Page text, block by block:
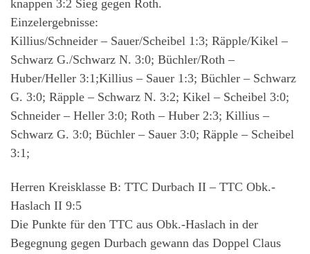
knappen 3:2 Sieg gegen Roth.
Einzelergebnisse:
Killius/Schneider – Sauer/Scheibel 1:3; Räpple/Kikel –
Schwarz G./Schwarz N. 3:0; Büchler/Roth –
Huber/Heller 3:1;Killius – Sauer 1:3; Büchler – Schwarz
G. 3:0; Räpple – Schwarz N. 3:2; Kikel – Scheibel 3:0;
Schneider – Heller 3:0; Roth – Huber 2:3; Killius –
Schwarz G. 3:0; Büchler – Sauer 3:0; Räpple – Scheibel
3:1;
Herren Kreisklasse B: TTC Durbach II – TTC Obk.-
Haslach II 9:5
Die Punkte für den TTC aus Obk.-Haslach in der
Begegnung gegen Durbach gewann das Doppel Claus